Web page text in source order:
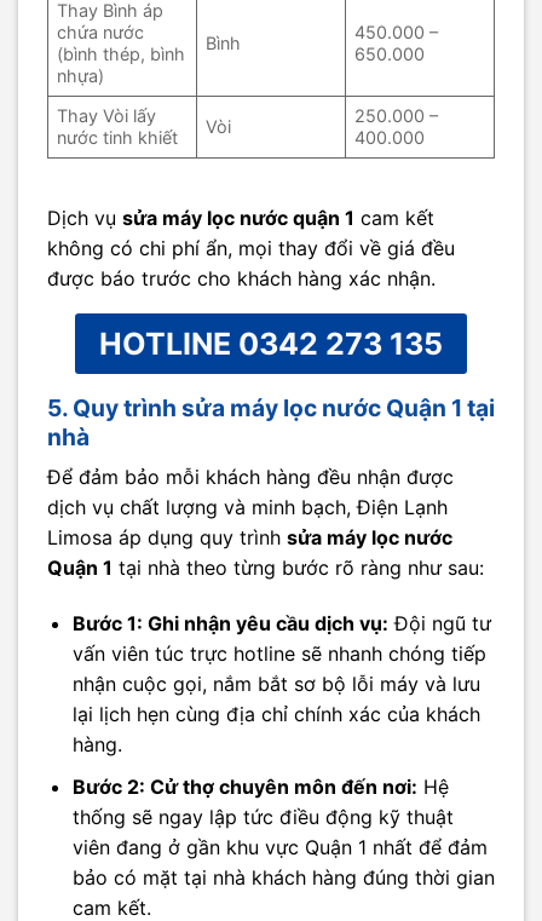
Thay Bình áp
chứa nước
(bình thép, bình
nhựa)
Bình
450.000 –
650.000
Thay Vòi lấy
nước tinh khiết
Vòi
250.000 –
400.000
Dịch vụ sửa máy lọc nước quận 1 cam kết
không có chi phí ẩn, mọi thay đổi về giá đều
được báo trước cho khách hàng xác nhận.
HOTLINE 0342 273 135
5. Quy trình sửa máy lọc nước Quận 1 tại
nhà
Để đảm bảo mỗi khách hàng đều nhận được
dịch vụ chất lượng và minh bạch, Điện Lạnh
Limosa áp dụng quy trình sửa máy lọc nước
Quận 1 tại nhà theo từng bước rõ ràng như sau:
Bước 1: Ghi nhận yêu cầu dịch vụ: Đội ngũ tư
vấn viên túc trực hotline sẽ nhanh chóng tiếp
nhận cuộc gọi, nắm bắt sơ bộ lỗi máy và lưu
lại lịch hẹn cùng địa chỉ chính xác của khách
hàng.
Bước 2: Cử thợ chuyên môn đến nơi: Hệ
thống sẽ ngay lập tức điều động kỹ thuật
viên đang ở gần khu vực Quận 1 nhất để đảm
bảo có mặt tại nhà khách hàng đúng thời gian
cam kết.